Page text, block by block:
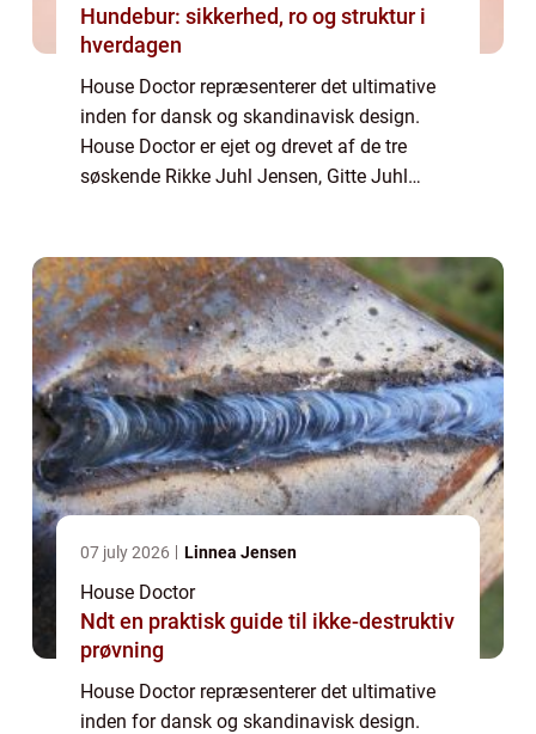
Hundebur: sikkerhed, ro og struktur i
hverdagen
House Doctor repræsenterer det ultimative
inden for dansk og skandinavisk design.
House Doctor er ejet og drevet af de tre
søskende Rikke Juhl Jensen, Gitte Juhl
07 july 2026 Linnea Jensen
House Doctor
Ndt en praktisk guide til ikke-destruktiv
prøvning
House Doctor repræsenterer det ultimative
inden for dansk og skandinavisk design.